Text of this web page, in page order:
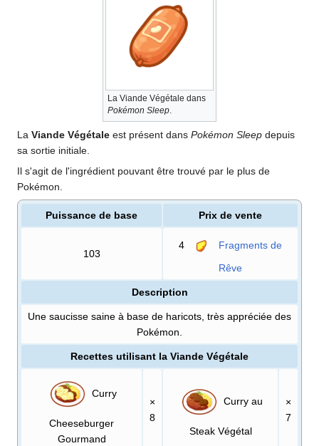
La Viande Végétale dans
Pokémon Sleep.
La Viande Végétale est présent dans Pokémon Sleep depuis
sa sortie initiale.
Il s'agit de l'ingrédient pouvant être trouvé par le plus de
Pokémon.
Puissance de base Prix de vente
103
4 Fragments de
Rêve
Description
Une saucisse saine à base de haricots, très appréciée des
Pokémon.
Recettes utilisant la Viande Végétale
Curry
Cheeseburger
Gourmand
×
8
Curry au
Steak Végétal
×
7